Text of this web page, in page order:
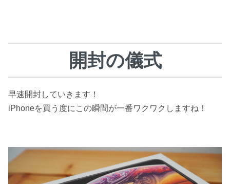
開封の儀式
早速開封していきます！
iPhoneを買う度にこの瞬間が一番ワクワクしますね！